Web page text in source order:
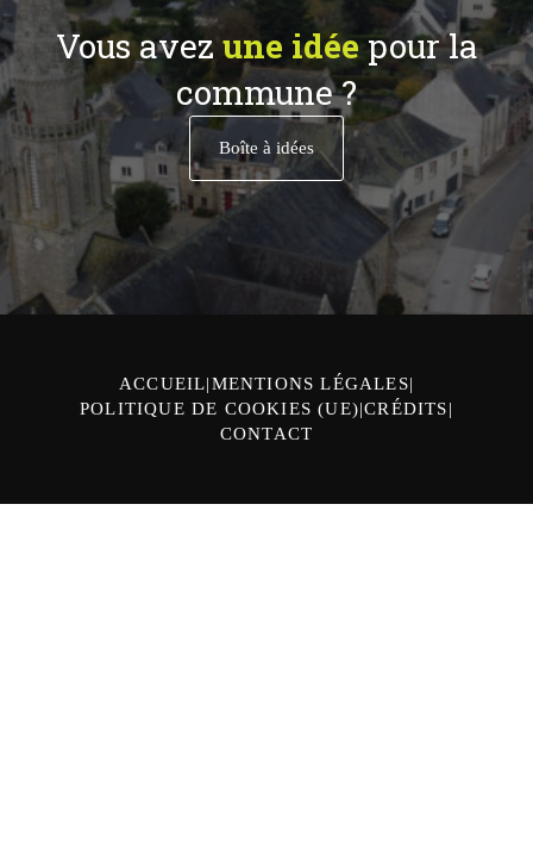
Vous avezune idéepour la
commune ?
Boîte à idées
ACCUEIL MENTIONS LÉGALES
POLITIQUE DE COOKIES (UE) CRÉDITS
CONTACT